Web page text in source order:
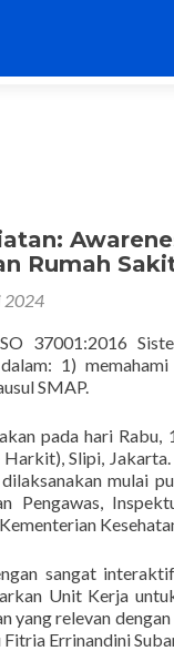
Rumah
2024
37001:2016
1)
SMAP.
pada hari
Harkit), Slipi,
mulai
Pengawas,
sangat
Unit Kerja
yang relevan
Errinandini